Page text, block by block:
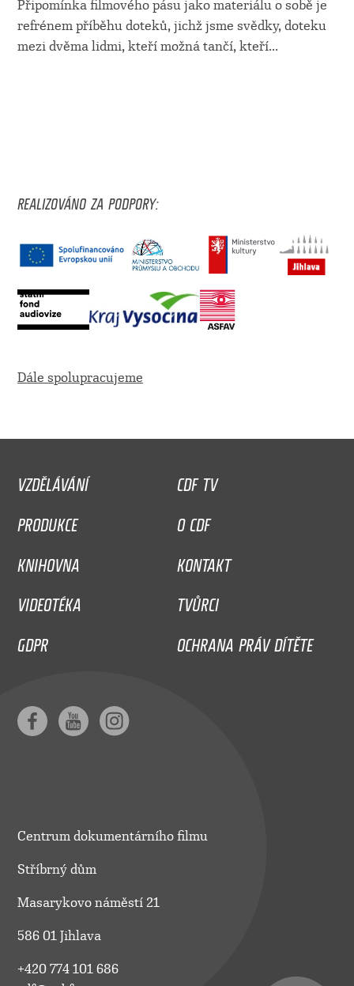
Připomínka filmového pásu jako materiálu o sobě je
refrénem příběhu doteků, jichž jsme svědky, doteku
mezi dvěma lidmi, kteří možná tančí, kteří...
REALIZOVÁNO ZA PODPORY:
Dále spolupracujeme
VZDĚLÁVÁNÍ
CDF TV
PRODUKCE
O CDF
KNIHOVNA
KONTAKT
VIDEOTÉKA
TVŮRCI
GDPR
OCHRANA PRÁV DÍTĚTE
Centrum dokumentárního filmu
Stříbrný dům
Masarykovo náměstí 21
586 01 Jihlava
+420 774 101 686